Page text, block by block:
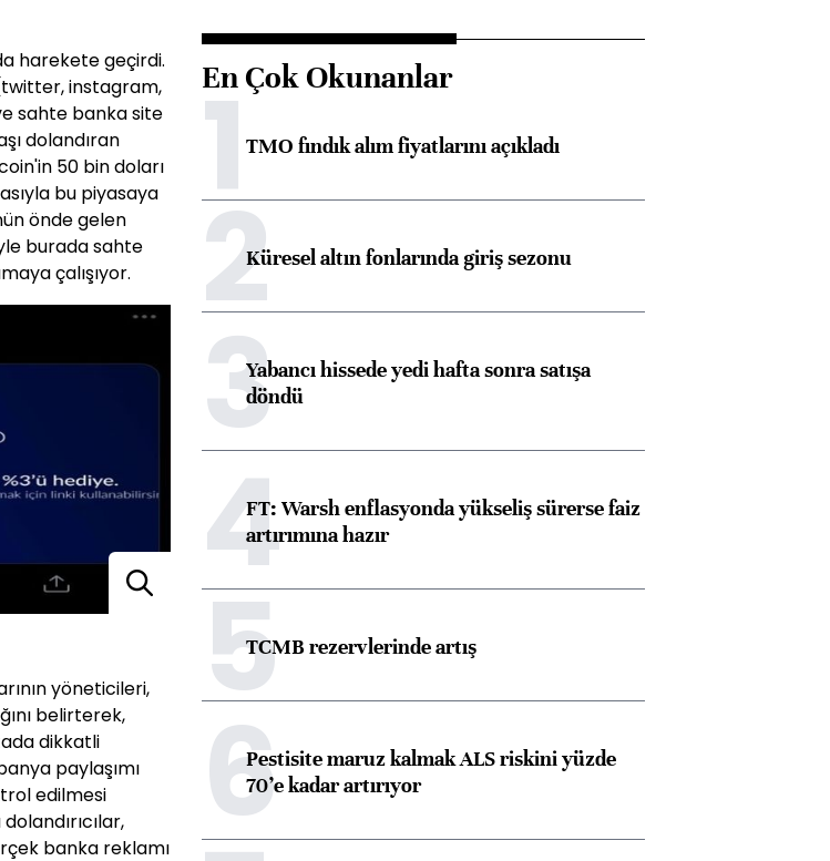
harekete geçirdi.
instagram,
sahte banka site
dolandıran
50 bin doları
bu piyasaya
önde gelen
burada sahte
çalışıyor.
yöneticileri,
belirterek,
dikkatli
paylaşımı
edilmesi
banka reklamı
En Çok Okunanlar
1TMO fındık alım fiyatlarını açıkladı
2Küresel altın fonlarında giriş sezonu
3Yabancı hissede yedi hafta sonra satışa
döndü
4FT: Warsh enflasyonda yükseliş sürerse faiz
artırımına hazır
5TCMB rezervlerinde artış
6Pestisite maruz kalmak ALS riskini yüzde
70’e kadar artırıyor